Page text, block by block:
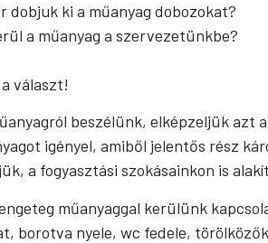
dobjuk ki a műanyag dobozokat?
a műanyag a szervezetünkbe?
választ!
beszélünk, elképzeljük azt
igényel, amiből jelentős rész
a fogyasztási szokásainkon is
műanyaggal kerülünk
borotva nyele, wc fedele,